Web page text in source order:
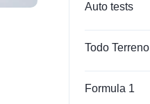
Auto tests
Todo Terreno
Formula 1